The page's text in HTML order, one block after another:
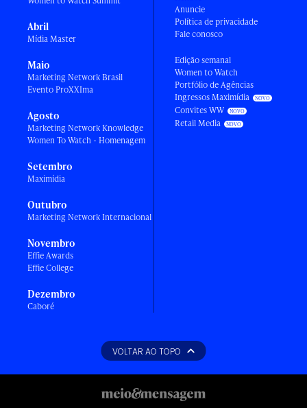
Abril
Mídia Master
Maio
Marketing Network Brasil
Evento ProXXIma
Agosto
Marketing Network Knowledge
Women To Watch - Homenagem
Setembro
Maximídia
Outubro
Marketing Network Internacional
Novembro
Effie Awards
Effie College
Dezembro
Caboré
Anuncie
Política de privacidade
Fale conosco
Edição semanal
Women to Watch
Portfólio de Agências
Ingressos Maximídia
Convites WW
Retail Media
VOLTAR AO TOPO